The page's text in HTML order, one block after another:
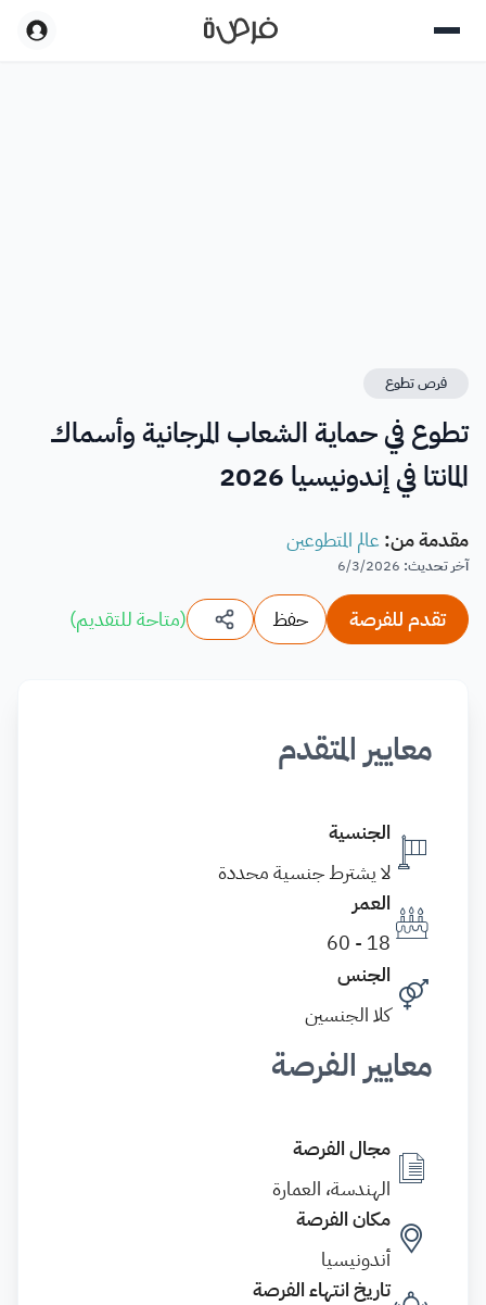
فرص تطوع
تطوع في حماية الشعاب المرجانية وأسماك
المانتا في إندونيسيا 2026
مقدمة من: عالم المتطوعين
آخر تحديث:
6/3/2026
تقدم للفرصة حفظ (متاحة للتقديم)
معايير المتقدم
الجنسية
لا يشترط جنسية محددة
العمر
18 - 60
الجنس
كلا الجنسين
معايير الفرصة
مجال الفرصة
الهندسة، العمارة
مكان الفرصة
أندونيسيا
تاريخ انتهاء الفرصة